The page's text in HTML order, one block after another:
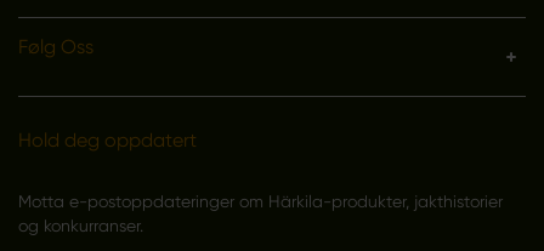
Følg Oss
Hold deg oppdatert
Motta e-postoppdateringer om Härkila-produkter, jakthistorier
og konkurranser.